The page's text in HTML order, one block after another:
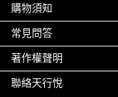
購物須知
常見問答
著作權聲明
聯絡天行悅